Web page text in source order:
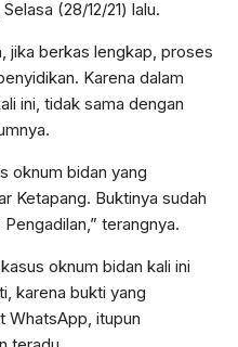
(28/12/21) lalu.
jika berkas lengkap, proses
Karena dalam
ini, tidak sama dengan
oknum bidan yang
Ketapang. Buktinya sudah
terangnya.
oknum bidan kali ini
karena bukti yang
WhatsApp, itupun